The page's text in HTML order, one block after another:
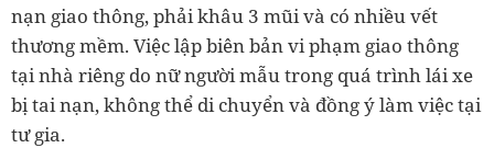
nạn giao thông, phải khâu 3 mũi và có nhiều vết
thương mềm. Việc lập biên bản vi phạm giao thông
tại nhà riêng do nữ người mẫu trong quá trình lái xe
bị tai nạn, không thể di chuyển và đồng ý làm việc tại
tư gia.